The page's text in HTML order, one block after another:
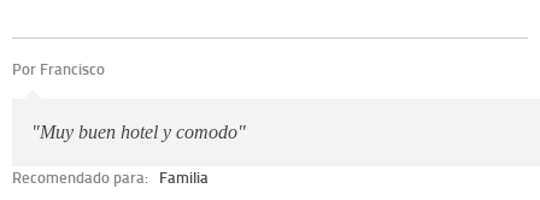
Por Francisco
"Muy buen hotel y comodo"
Recomendado para: Familia